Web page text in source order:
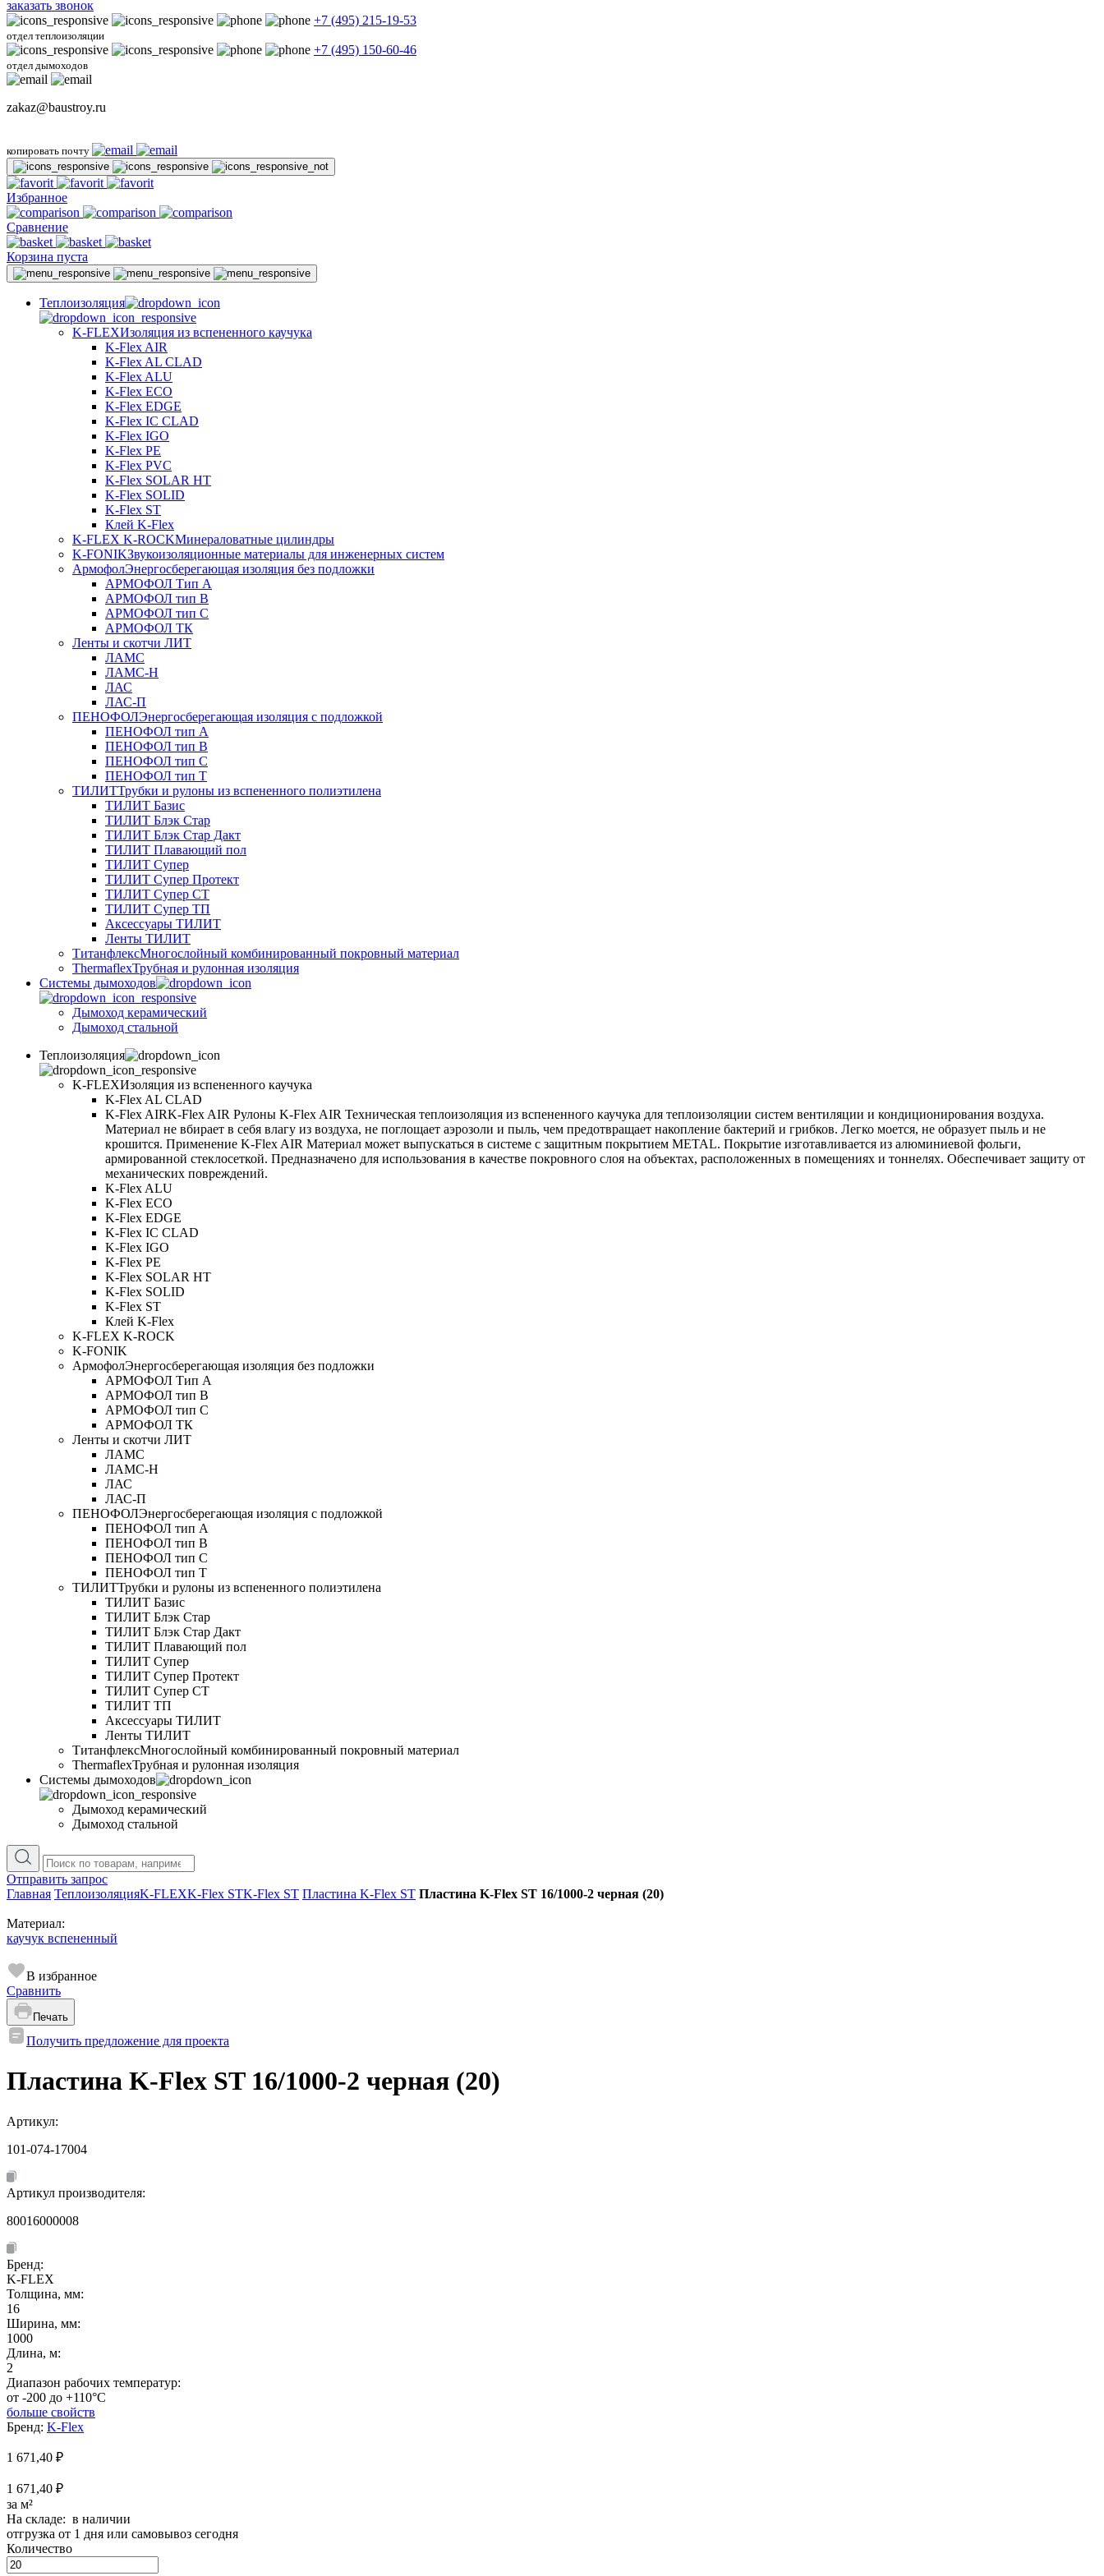
заказать звонок
+7 (495) 215-19-53
отдел теплоизоляции
+7 (495) 150-60-46
отдел дымоходов
zakaz@baustroy.ru
копировать почту
Избранное
Сравнение
Корзина пуста
Теплоизоляция
K-FLEXИзоляция из вспененного каучука
K-Flex AIR
K-Flex AL CLAD
K-Flex ALU
K-Flex ECO
K-Flex EDGE
K-Flex IC CLAD
K-Flex IGO
K-Flex PE
K-Flex PVC
K-Flex SOLAR HT
K-Flex SOLID
K-Flex ST
Клей K-Flex
K-FLEX K-ROCKМинераловатные цилиндры
K-FONIKЗвукоизоляционные материалы для инженерных систем
АрмофолЭнергосберегающая изоляция без подложки
АРМОФОЛ Тип А
АРМОФОЛ тип В
АРМОФОЛ тип C
АРМОФОЛ ТК
Ленты и скотчи ЛИТ
ЛАМС
ЛАМС-Н
ЛАС
ЛАС-П
ПЕНОФОЛЭнергосберегающая изоляция с подложкой
ПЕНОФОЛ тип А
ПЕНОФОЛ тип B
ПЕНОФОЛ тип C
ПЕНОФОЛ тип T
ТИЛИТТрубки и рулоны из вспененного полиэтилена
ТИЛИТ Базис
ТИЛИТ Блэк Стар
ТИЛИТ Блэк Стар Дакт
ТИЛИТ Плавающий пол
ТИЛИТ Супер
ТИЛИТ Супер Протект
ТИЛИТ Супер СТ
ТИЛИТ Супер ТП
Аксессуары ТИЛИТ
Ленты ТИЛИТ
ТитанфлексМногослойный комбинированный покровный материал
ThermaflexТрубная и рулонная изоляция
Cистемы дымоходов
Дымоход керамический
Дымоход стальной
Теплоизоляция
K-FLEXИзоляция из вспененного каучука
K-Flex AL CLAD
K-Flex AIRK-Flex AIR Рулоны K-Flex AIR Техническая теплоизоляция из вспененного каучука для теплоизоляции систем вентиляции и кондиционирования воздуха.
Материал не вбирает в себя влагу из воздуха, не поглощает аэрозоли и пыль, чем предотвращает накопление бактерий и грибков. Легко моется, не образует пыль и не
крошится. Применение K-Flex AIR Материал может выпускаться в системе c защитным покрытием METAL. Покрытие изготавливается из алюминиевой фольги,
армированной стеклосеткой. Предназначено для использования в качестве покровного слоя на объектах, расположенных в помещениях и тоннелях. Обеспечивает защиту от
механических повреждений.
K-Flex ALU
K-Flex ECO
K-Flex EDGE
K-Flex IC CLAD
K-Flex IGO
K-Flex PE
K-Flex SOLAR HT
K-Flex SOLID
K-Flex ST
Клей K-Flex
K-FLEX K-ROCK
K-FONIK
АрмофолЭнергосберегающая изоляция без подложки
АРМОФОЛ Тип А
АРМОФОЛ тип В
АРМОФОЛ тип C
АРМОФОЛ ТК
Ленты и скотчи ЛИТ
ЛАМС
ЛАМС-Н
ЛАС
ЛАС-П
ПЕНОФОЛЭнергосберегающая изоляция с подложкой
ПЕНОФОЛ тип А
ПЕНОФОЛ тип B
ПЕНОФОЛ тип C
ПЕНОФОЛ тип T
ТИЛИТТрубки и рулоны из вспененного полиэтилена
ТИЛИТ Базис
ТИЛИТ Блэк Стар
ТИЛИТ Блэк Стар Дакт
ТИЛИТ Плавающий пол
ТИЛИТ Супер
ТИЛИТ Супер Протект
ТИЛИТ Супер СТ
ТИЛИТ ТП
Аксессуары ТИЛИТ
Ленты ТИЛИТ
ТитанфлексМногослойный комбинированный покровный материал
ThermaflexТрубная и рулонная изоляция
Cистемы дымоходов
Дымоход керамический
Дымоход стальной
Отправить запрос
Главная ТеплоизоляцияK-FLEXK-Flex STK-Flex ST Пластина K-Flex ST Пластина K-Flex ST 16/1000-2 черная (20)
Материал:
каучук вспененный
В избранное
Сравнить
Печать
Получить предложение для проекта
Пластина K-Flex ST 16/1000-2 черная (20)
Артикул:
101-074-17004
Артикул производителя:
80016000008
Бренд:
K-FLEX
Толщина, мм:
16
Ширина, мм:
1000
Длина, м:
2
Диапазон рабочих температур:
от -200 до +110°C
больше свойств
Бренд: K-Flex
1 671,40 ₽
1 671,40 ₽
за м²
На складе: в наличии
отгрузка от 1 дня или самовывоз сегодня
Количество
Количество